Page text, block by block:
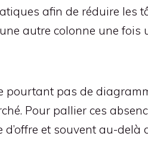
afin de réduire les
autre colonne une fois
pourtant pas de
Pour pallier ces
et souvent au-delà